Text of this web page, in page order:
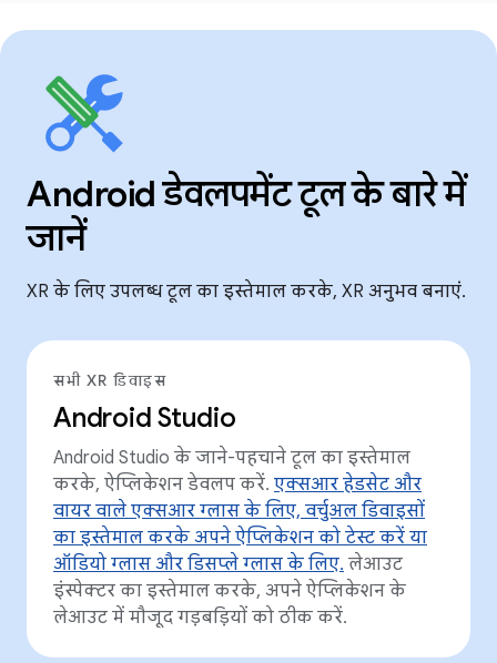
Android डेवलपमेंट टूल के बारे में
जानें
XR के लिए उपलब्ध टूल का इस्तेमाल करके, XR अनुभव बनाएं.
सभी XR डिवाइस
Android Studio
Android Studio के जाने-पहचाने टूल का इस्तेमाल
करके, ऐप्लिकेशन डेवलप करें. एक्सआर हेडसेट और
वायर वाले एक्सआर ग्लास के लिए, वर्चुअल डिवाइसों
का इस्तेमाल करके अपने ऐप्लिकेशन को टेस्ट करें या
ऑडियो ग्लास और डिसप्ले ग्लास के लिए. लेआउट
इंस्पेक्टर का इस्तेमाल करके, अपने ऐप्लिकेशन के
लेआउट में मौजूद गड़बड़ियों को ठीक करें.